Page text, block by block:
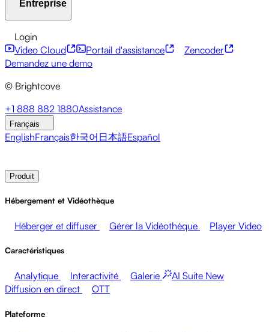
API pour développeurs
Monétisation du contenu
Services mondiaux
Intégrations
Intégrations sociales
Services financiers
Événements en direct
Marketing
Monétiser vos médias
Ventes
Soutenir les employés
Diffuseurs Santé et Pharmacie
médiatique
Réseaux médiatiques
détail
Entreprises technologiques
Documentation produit
Entreprise
À propos de Brightcove
Salle de presse Newsletter
Login
Video Cloud
Portail d'assistance
Zencoder
Demandez une demo
© Brightcove
+1 888 882 1880Assistance
Français
EnglishFrançais한국어 日本語Español
Produit
Hébergement et Vidéothèque
Héberger et diffuser Gérer la Vidéothèque Player Video
Caractéristiques
Analytique Interactivité Galerie AI Suite New
Diffusion en direct
OTT
Plateforme